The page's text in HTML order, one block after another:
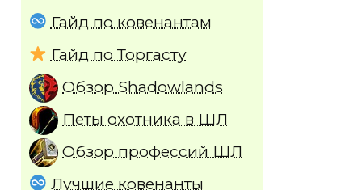
Гайд по ковенантам
Гайд по Торгасту
Обзор Shadowlands
Петы охотника в ШЛ
Обзор профессий ШЛ
Лучшие ковенанты